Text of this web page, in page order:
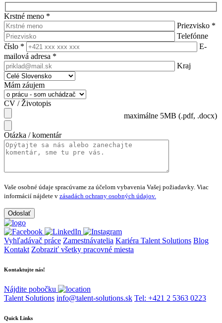
Krstné meno *
Priezvisko *
Telefónne
číslo *
E-
mailová adresa *
Kraj
Mám záujem
CV / Životopis
maximálne 5MB (.pdf, .docx)
Otázka / komentár
Vaše osobné údaje spracúvame za účelom vybavenia Vašej požiadavky. Viac
informácií nájdete v zásadách ochrany osobných údajov.
Vyhľadávač práce Zamestnávatelia Kariéra Talent Solutions Blog
Kontakt Zobraziť všetky pracovné miesta
Kontaktujte nás!
Nájdite pobočku
Talent Solutions info@talent-solutions.sk Tel: +421 2 5363 0223
Quick Links